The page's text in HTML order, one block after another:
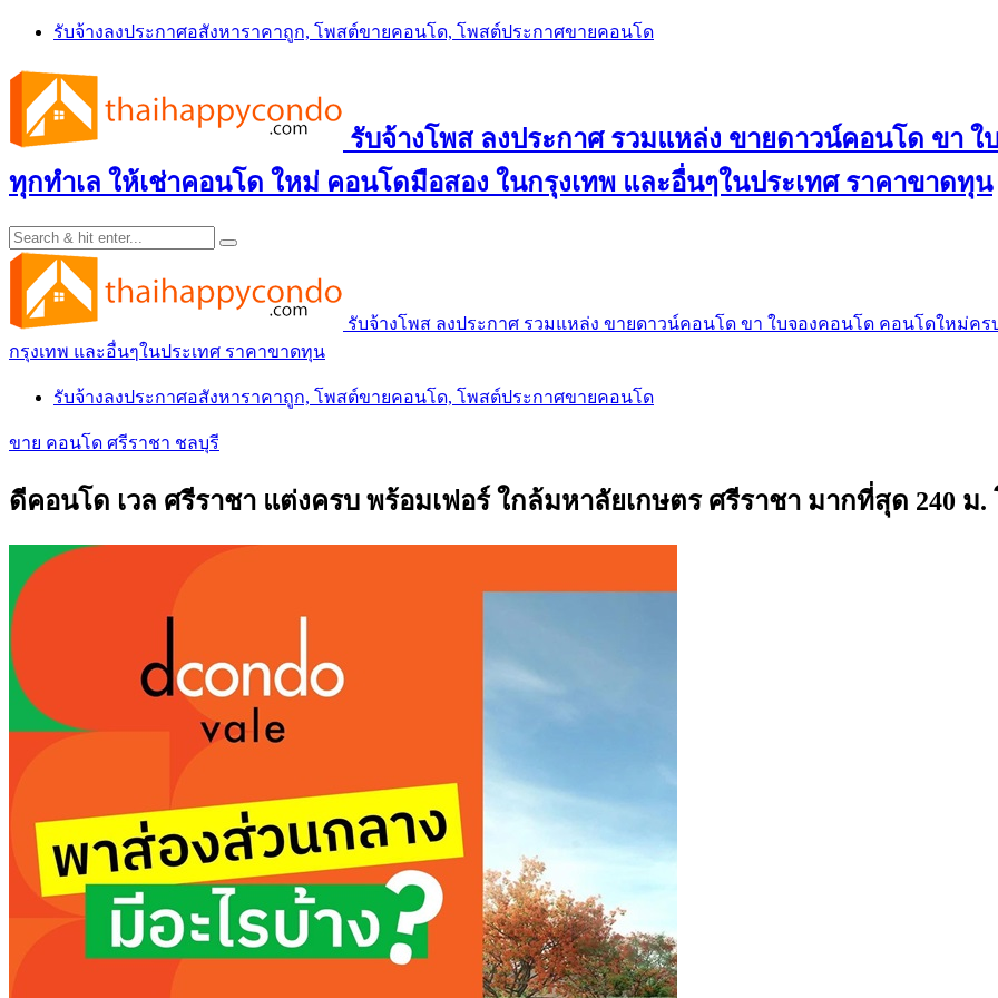
Skip
content
รับจ้างลงประกาศอสังหาราคาถูก, โพสต์ขายคอนโด, โพสต์ประกาศขายคอนโด
รับจ้างโพส ลงประกาศ รวมแหล่ง ขายดาวน์คอนโด ขา
ทุกทำเล ให้เช่าคอนโด ใหม่ คอนโดมือสอง ในกรุงเทพ และอื่นๆในประเทศ ราคาขาดทุน
รับจ้างโพส ลงประกาศ รวมแหล่ง ขายดาวน์คอนโด ขา ใบจองคอนโด คอนโดใหม่ค
กรุงเทพ และอื่นๆในประเทศ ราคาขาดทุน
รับจ้างลงประกาศอสังหาราคาถูก, โพสต์ขายคอนโด, โพสต์ประกาศขายคอนโด
ขาย คอนโด ศรีราชา ชลบุรี
ดีคอนโด เวล ศรีราชา แต่งครบ พร้อมเฟอร์ ใกล้มหาลัยเกษตร ศรีราชา มากที่สุด 240 ม.